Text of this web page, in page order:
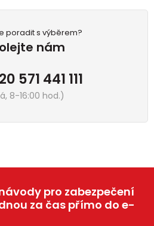
poradit s výběrem?
nám
571 441 111
8-16:00 hod.)
pro zabezpečení
za čas přímo do e-